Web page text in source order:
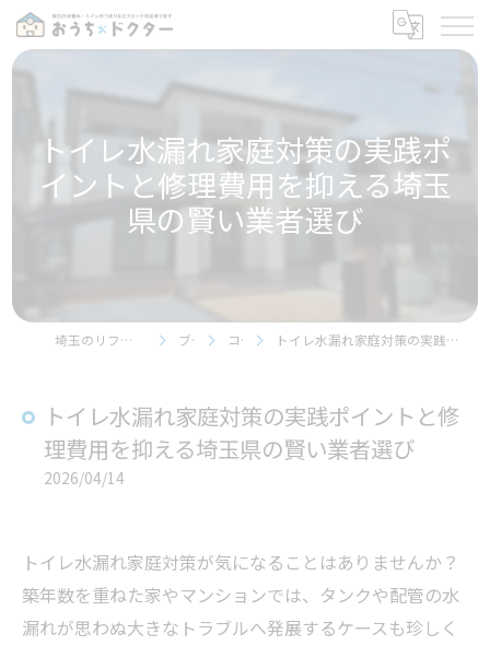
トイレ水漏れ家庭対策の実践ポ
イントと修理費用を抑える埼玉
県の賢い業者選び
埼玉のリフォームならおうちドクター ブログ コラム トイレ水漏れ家庭対策の実践ポイントと修理費用を抑える埼玉県の賢い業者選び
トイレ水漏れ家庭対策の実践ポイントと修
理費用を抑える埼玉県の賢い業者選び
2026/04/14
トイレ水漏れ家庭対策が気になることはありませんか？
築年数を重ねた家やマンションでは、タンクや配管の水
漏れが思わぬ大きなトラブルへ発展するケースも珍しく